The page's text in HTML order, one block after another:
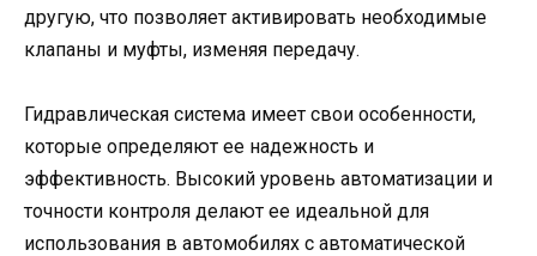
другую, что позволяет активировать необходимые
клапаны и муфты, изменяя передачу.
Гидравлическая система имеет свои особенности,
которые определяют ее надежность и
эффективность. Высокий уровень автоматизации и
точности контроля делают ее идеальной для
использования в автомобилях с автоматической